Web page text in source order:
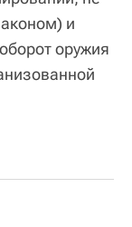
и
оружия